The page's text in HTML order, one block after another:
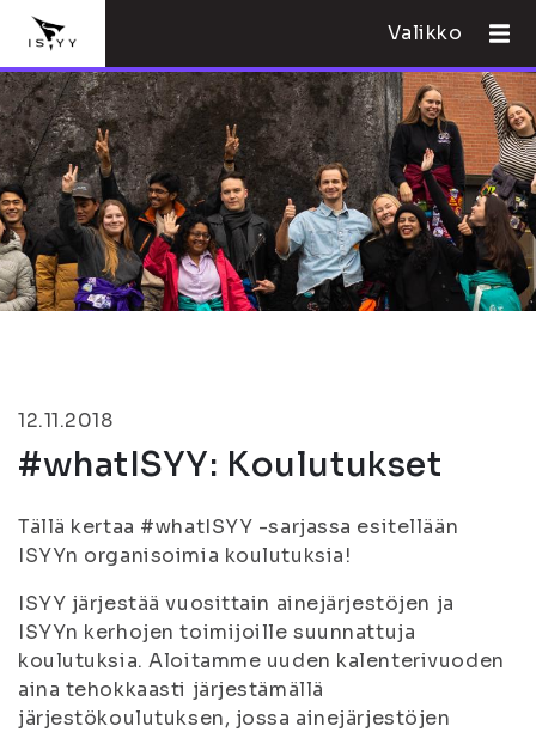
Valikko
12.11.2018
#whatISYY: Koulutukset
Tällä kertaa #whatISYY -sarjassa esitellään
ISYYn organisoimia koulutuksia!
ISYY järjestää vuosittain ainejärjestöjen ja
ISYYn kerhojen toimijoille suunnattuja
koulutuksia. Aloitamme uuden kalenterivuoden
aina tehokkaasti järjestämällä
järjestökoulutuksen, jossa ainejärjestöjen